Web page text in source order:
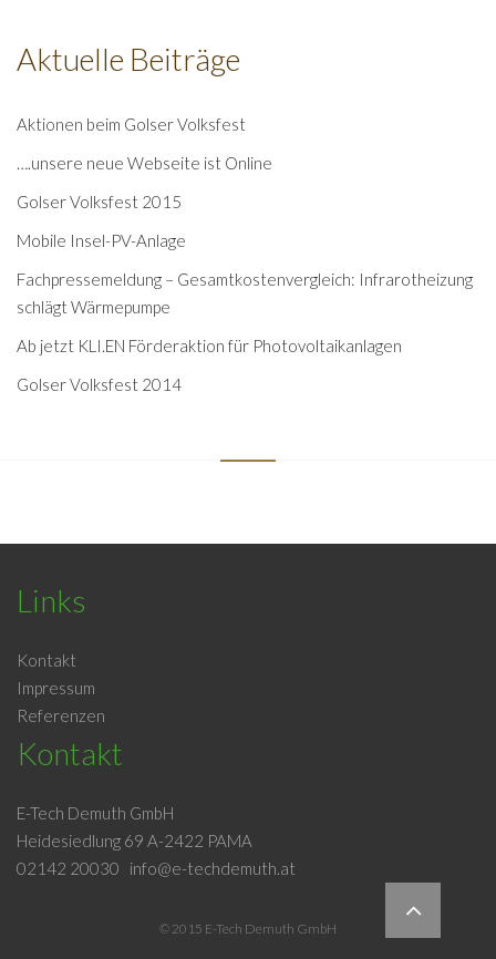
Aktuelle Beiträge
Aktionen beim Golser Volksfest
….unsere neue Webseite ist Online
Golser Volksfest 2015
Mobile Insel-PV-Anlage
Fachpressemeldung – Gesamtkostenvergleich: Infrarotheizung
schlägt Wärmepumpe
Ab jetzt KLI.EN Förderaktion für Photovoltaikanlagen
Golser Volksfest 2014
Links
Kontakt
Impressum
Referenzen
Kontakt
E-Tech Demuth GmbH
Heidesiedlung 69 A-2422 PAMA
02142 20030
info@e-techdemuth.at
© 2015 E-Tech Demuth GmbH